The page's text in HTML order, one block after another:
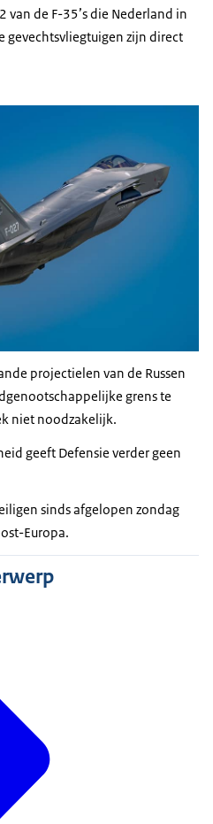
2 van de F-35’s die Nederland in
gevechtsvliegtuigen zijn direct
in de lucht.
projectielen van de Russen
grens te
niet noodzakelijk.
geeft Defensie verder geen
sinds afgelopen zondag
Europa.